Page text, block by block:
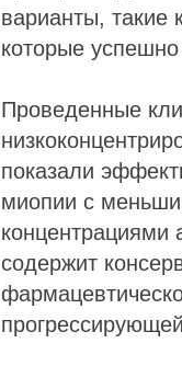
варианты, такие
которые
Проведенные
показали
миопии с
содержит